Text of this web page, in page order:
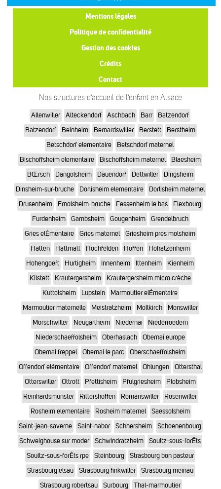
Mentions légales
Politique de confidentialité
Gestion des cookies
Crédits
Contact
Nos structures d’accueil de l’enfant en Alsace
Allenwiller Alteckendorf Aschbach Barr
Batzendorf
Batzendorf
Beinheim Bernardswiller Berstett
Berstheim
Betschdorf elementaire
Betschdorf maternel
Bischoffsheim elementaire
Bischoffsheim maternel
Blaesheim
BŒrsch
Dangolsheim Dauendorf Dettwiller
Dingsheim
Dinsheim-sur-bruche
Dorlisheim elementaire
Dorlisheim maternel
Drusenheim
Ernolsheim-bruche Fessenheim le bas
Flexbourg
Furdenheim
Gambsheim Gougenheim
Grendelbruch
Gries elÉmentaire
Gries maternel
Griesheim pres molsheim
Hatten
Hattmatt Hochfelden Hoffen
Hohatzenheim
Hohengoeft
Hurtigheim Innenheim Ittenheim
Kienheim
Kilstett
Krautergersheim
Krautergersheim micro crèche
Kuttolsheim
Lupstein
Marmoutier elÉmentaire
Marmoutier maternelle
Meistratzheim Mollkirch
Monswiller
Morschwiller
Neugartheim Niedernai
Niederroedern
Niederschaeffolsheim
Oberhaslach
Obernai europe
Obernai freppel
Obernai le parc
Oberschaeffolsheim
Offendorf elémentaire
Offendorf maternel Ohlungen
Ottersthal
Otterswiller
Ottrott Pfettisheim Pfulgriesheim
Plobsheim
Reinhardsmunster
Rittershoffen Romanswiller
Rosenwiller
Rosheim elementaire
Rosheim maternel
Saessolsheim
Saint-jean-saverne
Saint-nabor Schnersheim
Schoenenbourg
Schweighouse sur moder
Schwindratzheim
Soultz-sous-forÊts
Soultz-sous-forÊts rpe
Steinbourg
Strasbourg bon pasteur
Strasbourg elsau
Strasbourg finkwiller
Strasbourg meinau
Strasbourg robertsau
Surbourg Thal-marmoutier